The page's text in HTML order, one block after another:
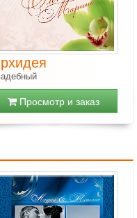
Просмотр и заказ